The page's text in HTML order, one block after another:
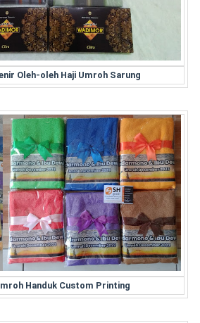
Oleh-oleh Haji Umroh Sarung
Handuk Custom Printing